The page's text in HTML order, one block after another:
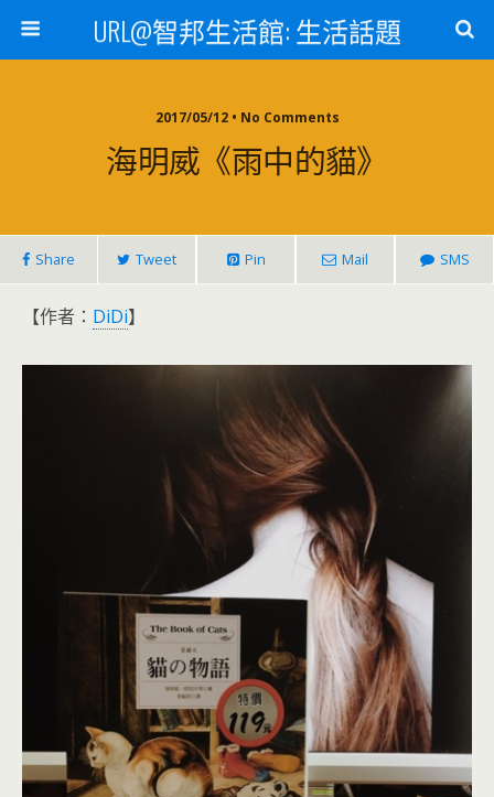
URL@智邦生活館: 生活話題
2017/05/12 • No Comments
海明威《雨中的貓》
Share Tweet Pin Mail SMS
【作者： DiDi】